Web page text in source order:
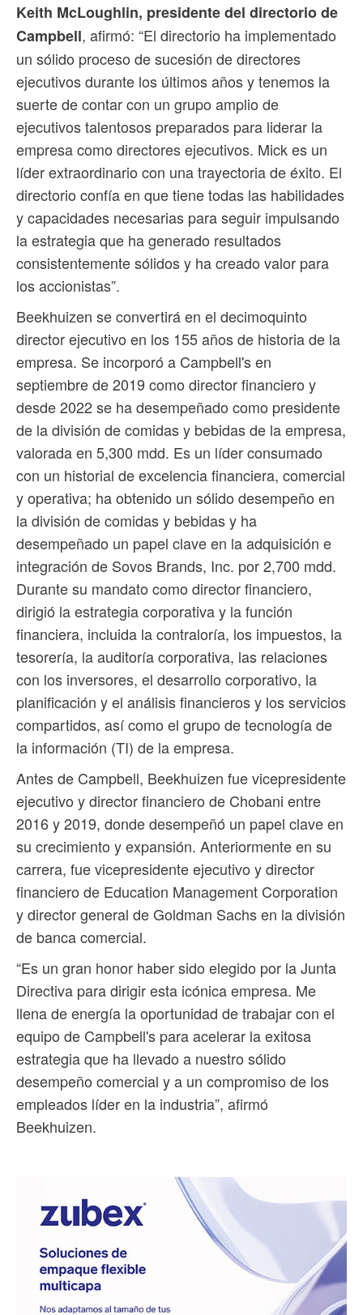
Keith McLoughlin, presidente del directorio de
Campbell, afirmó: “El directorio ha implementado
un sólido proceso de sucesión de directores
ejecutivos durante los últimos años y tenemos la
suerte de contar con un grupo amplio de
ejecutivos talentosos preparados para liderar la
empresa como directores ejecutivos. Mick es un
líder extraordinario con una trayectoria de éxito. El
directorio confía en que tiene todas las habilidades
y capacidades necesarias para seguir impulsando
la estrategia que ha generado resultados
consistentemente sólidos y ha creado valor para
los accionistas”.
Beekhuizen se convertirá en el decimoquinto
director ejecutivo en los 155 años de historia de la
empresa. Se incorporó a Campbell's en
septiembre de 2019 como director financiero y
desde 2022 se ha desempeñado como presidente
de la división de comidas y bebidas de la empresa,
valorada en 5,300 mdd. Es un líder consumado
con un historial de excelencia financiera, comercial
y operativa; ha obtenido un sólido desempeño en
la división de comidas y bebidas y ha
desempeñado un papel clave en la adquisición e
integración de Sovos Brands, Inc. por 2,700 mdd.
Durante su mandato como director financiero,
dirigió la estrategia corporativa y la función
financiera, incluida la contraloría, los impuestos, la
tesorería, la auditoría corporativa, las relaciones
con los inversores, el desarrollo corporativo, la
planificación y el análisis financieros y los servicios
compartidos, así como el grupo de tecnología de
la información (TI) de la empresa.
Antes de Campbell, Beekhuizen fue vicepresidente
ejecutivo y director financiero de Chobani entre
2016 y 2019, donde desempeñó un papel clave en
su crecimiento y expansión. Anteriormente en su
carrera, fue vicepresidente ejecutivo y director
financiero de Education Management Corporation
y director general de Goldman Sachs en la división
de banca comercial.
“Es un gran honor haber sido elegido por la Junta
Directiva para dirigir esta icónica empresa. Me
llena de energía la oportunidad de trabajar con el
equipo de Campbell's para acelerar la exitosa
estrategia que ha llevado a nuestro sólido
desempeño comercial y a un compromiso de los
empleados líder en la industria”, afirmó
Beekhuizen.